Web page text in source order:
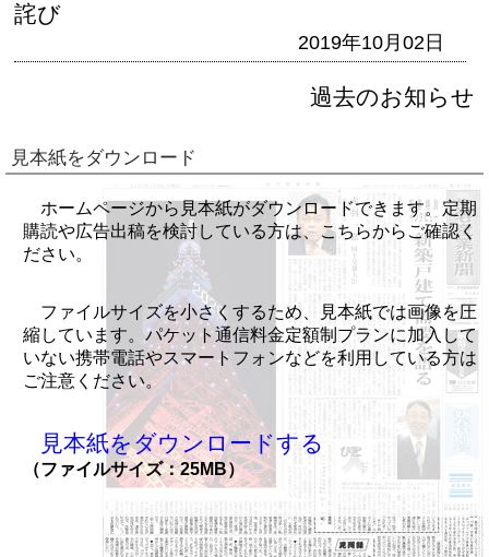
詫び
2019年10月02日
過去のお知らせ
見本紙をダウンロード
ホームページから見本紙がダウンロードできます。定期
購読や広告出稿を検討している方は、こちらからご確認く
ださい。
ファイルサイズを小さくするため、見本紙では画像を圧
縮しています。パケット通信料金定額制プランに加入して
いない携帯電話やスマートフォンなどを利用している方は
ご注意ください。
見本紙をダウンロードする
（ファイルサイズ：25MB）